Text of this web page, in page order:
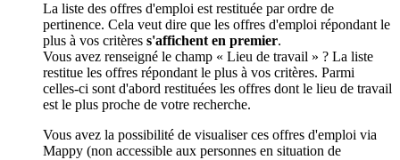
La liste des offres d'emploi est restituée par ordre de
pertinence. Cela veut dire que les offres d'emploi répondant le
plus à vos critères s'affichent en premier.
Vous avez renseigné le champ « Lieu de travail » ? La liste
restitue les offres répondant le plus à vos critères. Parmi
celles-ci sont d'abord restituées les offres dont le lieu de travail
est le plus proche de votre recherche.
Vous avez la possibilité de visualiser ces offres d'emploi via
Mappy (non accessible aux personnes en situation de